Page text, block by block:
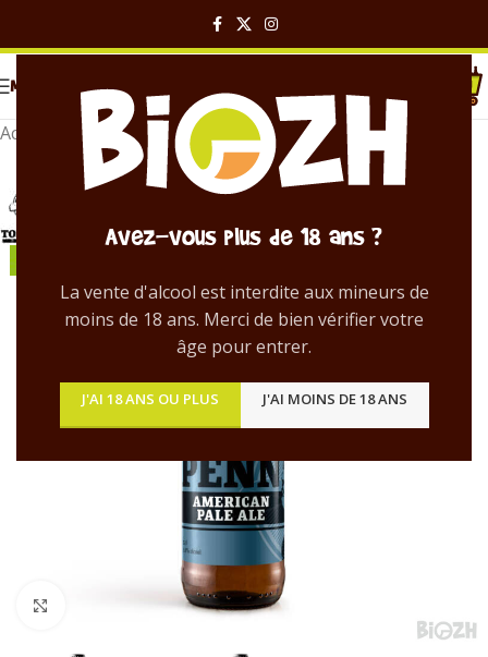
Avez-vous plus de 18 ans ?
La vente d'alcool est interdite aux mineurs de
moins de 18 ans. Merci de bien vérifier votre
âge pour entrer.
J'AI 18 ANS OU PLUS J'AI MOINS DE 18 ANS
MENU
Accueil Bières en bouteille
Cliquez pour agrandir